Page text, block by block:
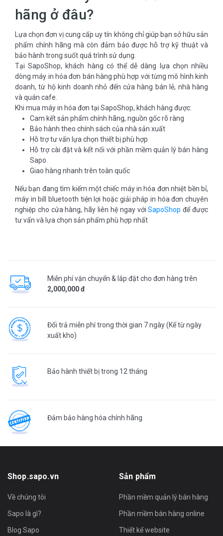
hãng ở đâu?
Lựa chọn đơn vị cung cấp uy tín không chỉ giúp bạn sở hữu sản
phẩm chính hãng mà còn đảm bảo được hỗ trợ kỹ thuật và
bảo hành trong suốt quá trình sử dụng.
Tại SapoShop, khách hàng có thể dễ dàng lựa chọn nhiều
dòng máy in hóa đơn bán hàng phù hợp với từng mô hình kinh
doanh, từ hộ kinh doanh nhỏ đến cửa hàng bán lẻ, nhà hàng
và quán cafe.
Khi mua máy in hóa đơn tại SapoShop, khách hàng được:
Cam kết sản phẩm chính hãng, nguồn gốc rõ ràng
Bảo hành theo chính sách của nhà sản xuất
Hỗ trợ tư vấn lựa chọn thiết bị phù hợp
Hỗ trợ cài đặt và kết nối với phần mềm quản lý bán hàng
Sapo
Giao hàng nhanh trên toàn quốc
Nếu bạn đang tìm kiếm một chiếc máy in hóa đơn nhiệt bền bỉ,
máy in bill bluetooth tiện lợi hoặc giải pháp in hóa đơn chuyên
nghiệp cho cửa hàng, hãy liên hệ ngay vớiSapoShop để được
tư vấn và lựa chọn sản phẩm phù hợp nhất
Miễn phí vận chuyển & lắp đặt cho đơn hàng trên
2,000,000 đ
Đổi trả miễn phí trong thời gian 7 ngày (Kể từ ngày
xuất kho)
Bảo hành thiết bị trong 12 tháng
Đảm bảo hàng hóa chính hãng
Shop.sapo.vn
Về chúng tôi
Sapo là gì?
Blog Sapo
Sản phẩm
Phần mềm quản lý bán hàng
Phần mềm bán hàng online
Thiết kế website